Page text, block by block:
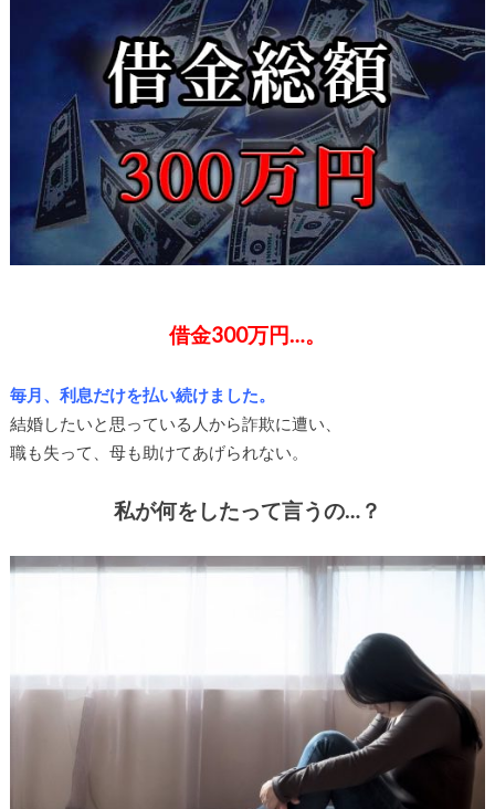
借金300万円…。
毎月、利息だけを払い続けました。
結婚したいと思っている人から詐欺に遭い、
職も失って、母も助けてあげられない。
私が何をしたって言うの…？